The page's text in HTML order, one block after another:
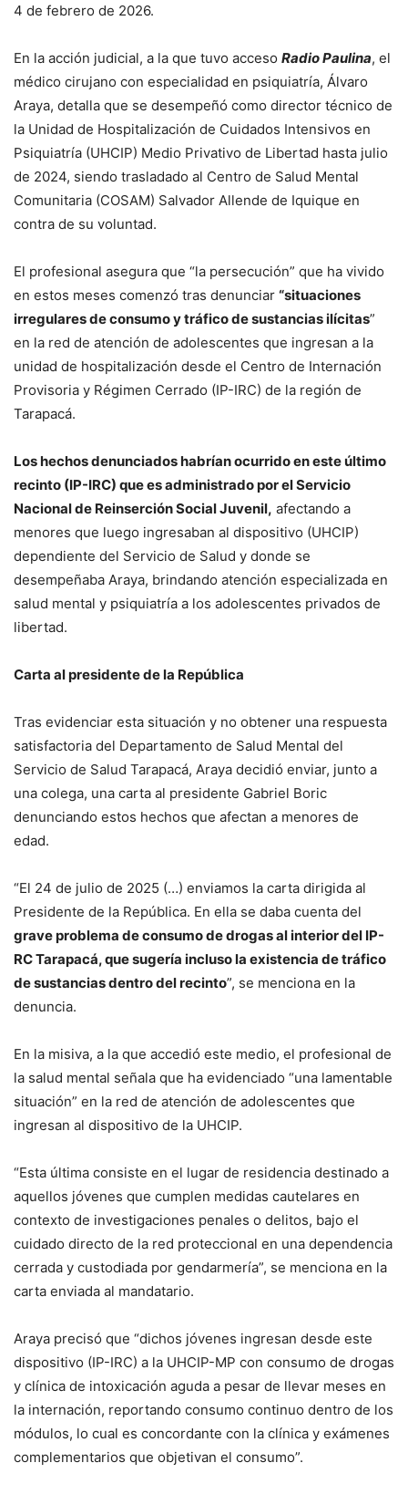
4 de febrero de 2026.
En la acción judicial, a la que tuvo acceso Radio Paulina, el
médico cirujano con especialidad en psiquiatría, Álvaro
Araya, detalla que se desempeñó como director técnico de
la Unidad de Hospitalización de Cuidados Intensivos en
Psiquiatría (UHCIP) Medio Privativo de Libertad hasta julio
de 2024, siendo trasladado al Centro de Salud Mental
Comunitaria (COSAM) Salvador Allende de Iquique en
contra de su voluntad.
El profesional asegura que “la persecución” que ha vivido
en estos meses comenzó tras denunciar “situaciones
irregulares de consumo y tráfico de sustancias ilícitas”
en la red de atención de adolescentes que ingresan a la
unidad de hospitalización desde el Centro de Internación
Provisoria y Régimen Cerrado (IP-IRC) de la región de
Tarapacá.
Los hechos denunciados habrían ocurrido en este último
recinto (IP-IRC) que es administrado por el Servicio
Nacional de Reinserción Social Juvenil, afectando a
menores que luego ingresaban al dispositivo (UHCIP)
dependiente del Servicio de Salud y donde se
desempeñaba Araya, brindando atención especializada en
salud mental y psiquiatría a los adolescentes privados de
libertad.
Carta al presidente de la República
Tras evidenciar esta situación y no obtener una respuesta
satisfactoria del Departamento de Salud Mental del
Servicio de Salud Tarapacá, Araya decidió enviar, junto a
una colega, una carta al presidente Gabriel Boric
denunciando estos hechos que afectan a menores de
edad.
“El 24 de julio de 2025 (…) enviamos la carta dirigida al
Presidente de la República. En ella se daba cuenta del
grave problema de consumo de drogas al interior del IP-
RC Tarapacá, que sugería incluso la existencia de tráfico
de sustancias dentro del recinto”, se menciona en la
denuncia.
En la misiva, a la que accedió este medio, el profesional de
la salud mental señala que ha evidenciado “una lamentable
situación” en la red de atención de adolescentes que
ingresan al dispositivo de la UHCIP.
“Esta última consiste en el lugar de residencia destinado a
aquellos jóvenes que cumplen medidas cautelares en
contexto de investigaciones penales o delitos, bajo el
cuidado directo de la red proteccional en una dependencia
cerrada y custodiada por gendarmería”, se menciona en la
carta enviada al mandatario.
Araya precisó que “dichos jóvenes ingresan desde este
dispositivo (IP-IRC) a la UHCIP-MP con consumo de drogas
y clínica de intoxicación aguda a pesar de llevar meses en
la internación, reportando consumo continuo dentro de los
módulos, lo cual es concordante con la clínica y exámenes
complementarios que objetivan el consumo”.